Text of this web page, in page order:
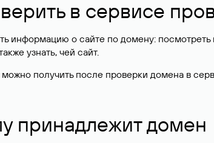
в сервисе
информацию о сайте по домену:
узнать, чей сайт.
получить после проверки домена в
принадлежит домен